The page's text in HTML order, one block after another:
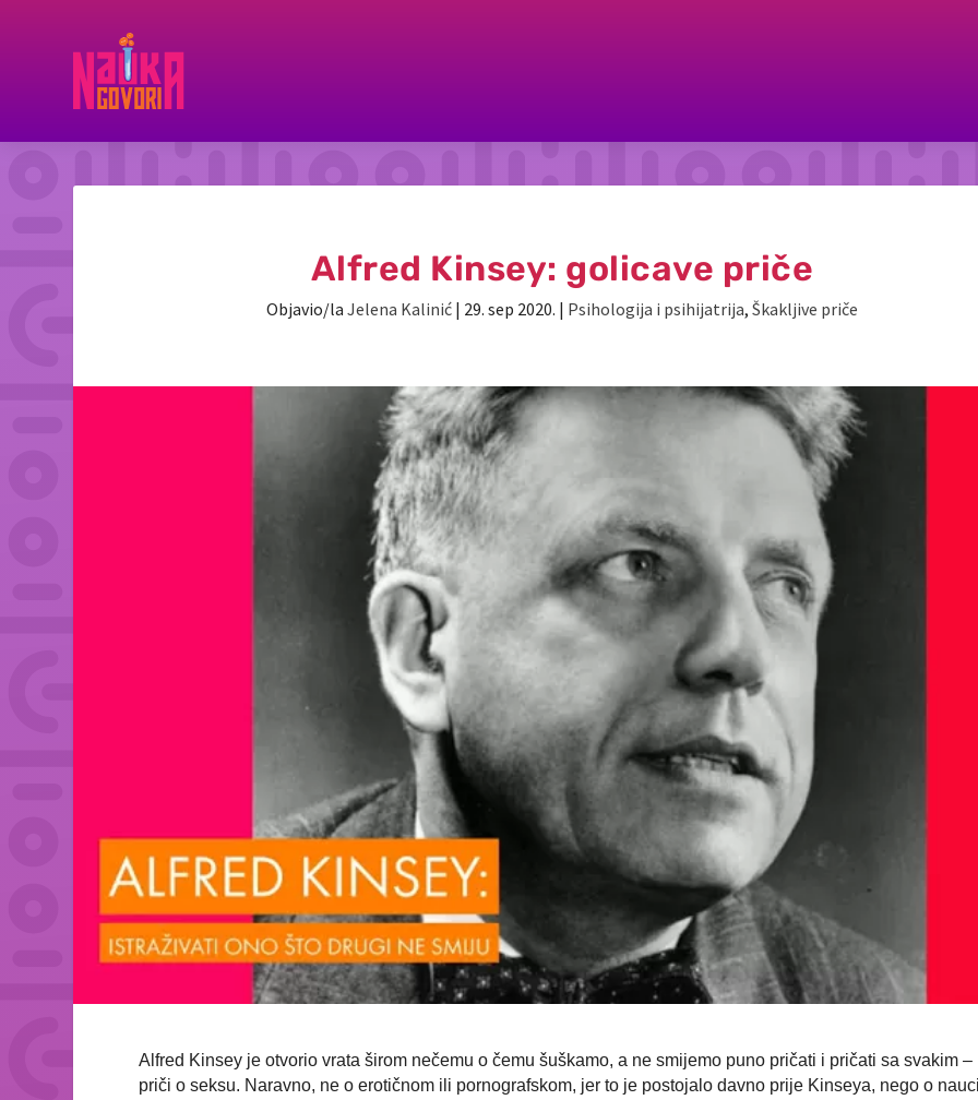
Alfred Kinsey: golicave priče
Objavio/la Jelena Kalinić| 29. sep 2020. | Psihologija i psihijatrija, Škakljive priče
Alfred Kinsey je otvorio vrata širom nečemu o čemu šuškamo, a ne smijemo puno pričati i pričati sa svakim –
priči o seksu. Naravno, ne o erotičnom ili pornografskom, jer to je postojalo davno prije Kinseya, nego o